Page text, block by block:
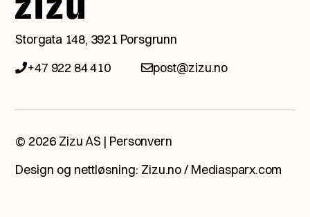
Snakk med en av våre
eksperter.
et møte, helt ubetinget og
åpent, og ser hva fremtiden har
å by på.
Storgata 148, 3921 Porsgrunn
+47 922 84 410
post@zizu.no
© 2026 Zizu AS | Personvern
Design og nettløsning: Zizu.no/ Mediasparx.com